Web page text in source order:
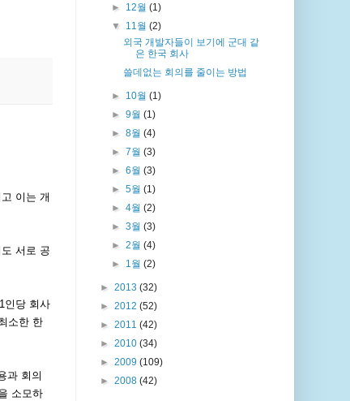
이는 개
서로 공
인당 회사
소한 한
과 회의
소모하
► 12월 (1)
▼ 11월 (2)
외국 개발자들이 보기에 군대 같
은 한국 회사
쓸데없는 회의를 줄이는 방법
► 10월 (1)
► 9월 (1)
► 8월 (4)
► 7월 (3)
► 6월 (3)
► 5월 (1)
► 4월 (2)
► 3월 (3)
► 2월 (4)
► 1월 (2)
► 2013 (32)
► 2012 (52)
► 2011 (42)
► 2010 (34)
► 2009 (109)
► 2008 (42)